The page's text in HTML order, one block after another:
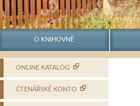
Husova knihovna v Polné
PŘEJÍT K OBSAHU WEBU
O KNIHOVNĚ
ONLINE KATALOG
ČTENÁŘSKÉ KONTO